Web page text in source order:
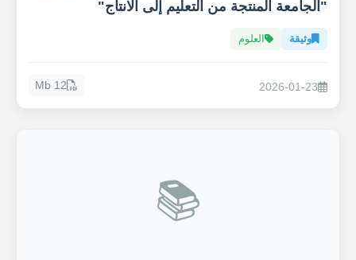
"الجامعة المنتجة من التعليم إلى الانتاج"
وثيقة العلوم
2026-01-23
12 Mb
📚